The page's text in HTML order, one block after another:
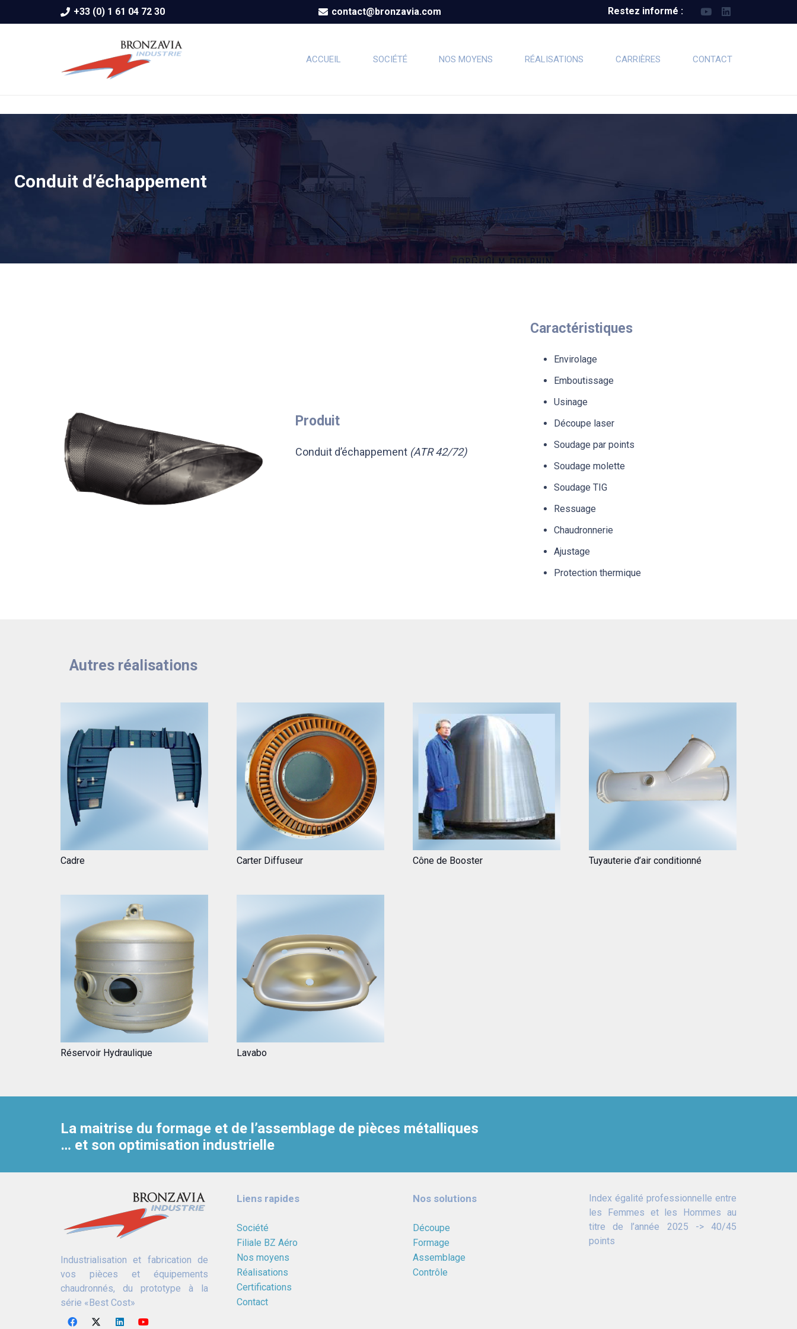
+33 (0) 1 61 04 72 30 contact@bronzavia.com Restez informé :
ACCUEIL SOCIÉTÉ NOS MOYENS RÉALISATIONS CARRIÈRES CONTACT
Conduit d’échappement
Produit
Conduit d’échappement (ATR 42/72)
Caractéristiques
Envirolage
Emboutissage
Usinage
Découpe laser
Soudage par points
Soudage molette
Soudage TIG
Ressuage
Chaudronnerie
Ajustage
Protection thermique
Autres réalisations
Cadre Carter Diffuseur Cône de Booster Tuyauterie d’air conditionné
Réservoir Hydraulique Lavabo
La maitrise du formage et de l’assemblage de pièces métalliques
… et son optimisation industrielle
Industrialisation et fabrication de
vos pièces et équipements
chaudronnés, du prototype à la
série «Best Cost»
Liens rapides
Société
Filiale BZ Aéro
Nos moyens
Réalisations
Certifications
Contact
Nos solutions
Découpe
Formage
Assemblage
Contrôle
Index égalité professionnelle entre
les Femmes et les Hommes au
titre de l’année 2025 -> 40/45
points